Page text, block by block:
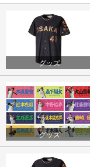
グッズ
グッズ